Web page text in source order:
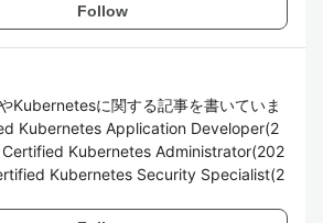
Follow
Kubernetesに関する記事を書いていま
Kubernetes Application Developer(2
Kubernetes Administrator(202
Kubernetes Security Specialist(2